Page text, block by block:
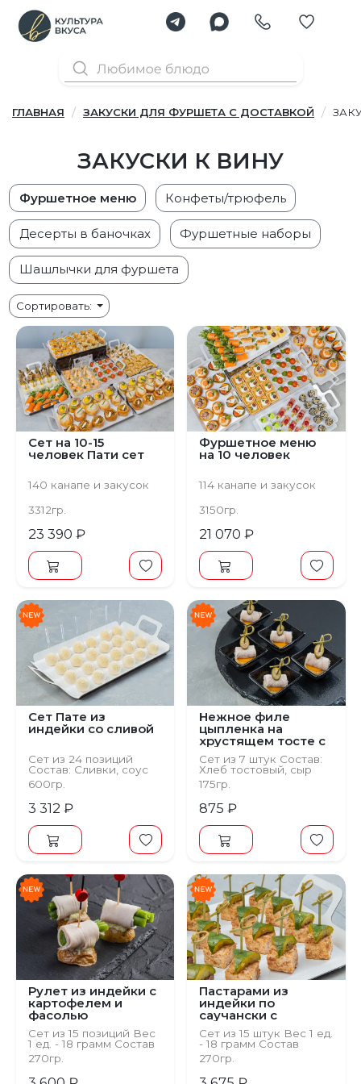
ГЛАВНАЯ ЗАКУСКИ ДЛЯ ФУРШЕТА С ДОСТАВКОЙ
ЗАКУСКИ К ВИНУ
Фуршетное меню Конфеты/трюфель
Десерты в баночках Фуршетные наборы
Шашлычки для фуршета
Сортировать:
Предыдущий Следующий
Сет на 10-15
человек Пати сет
140 канапе и закусок
3312гр.
23 390 ₽
Предыдущий
Фуршетное меню
на 10 человек
114 канапе и закусок
3150гр.
21 070 ₽
Сет Пате из
индейки со сливой
Сет из 24 позиций
Состав: Сливки, соус
унаги, соус сладкий
чили, имбирь молотый,
соль мелкая, перец
черный молотый,
чернослив
600гр.
3 312 ₽
Нежное филе
цыпленка на
хрустящем тосте с
сыром Чеддер и
каперсом
Сет из 7 штук Состав:
Хлеб тостовый, сыр
творожный, каперсы,
сыр чеддер, куриная
грудка
175гр.
875 ₽
Рулет из индейки с
картофелем и
фасолью
Сет из 15 позиций Вес
1 ед. - 18 грамм Состав
Картофель бейби,
соус нуазет, индейка
су-вид, фасоль
270гр.
Пастарами из
индейки по
саучански с
огурцом
Сет из 15 штук Вес 1 ед.
- 18 грамм Состав
Индейка, масло
растительное, перец
молотый, хлопья чили,
270гр.